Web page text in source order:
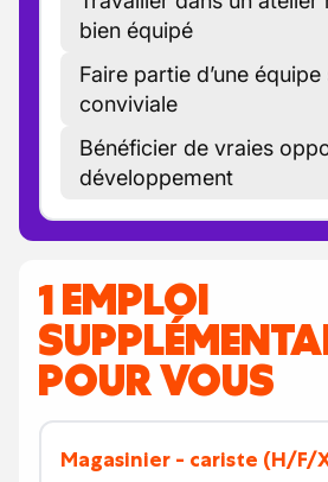
bien équipé
Faire partie d’une
conviviale
Bénéficier de vraies
développement
1 EMPLOI
POUR VOUS
Magasinier - cariste (H/F/